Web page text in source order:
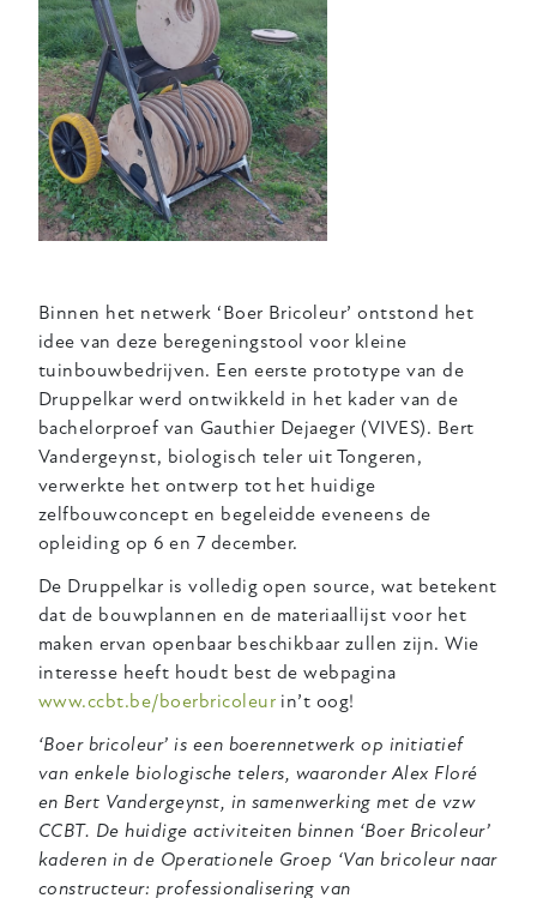
Binnen het netwerk ‘Boer Bricoleur’ ontstond het
idee van deze beregeningstool voor kleine
tuinbouwbedrijven. Een eerste prototype van de
Druppelkar werd ontwikkeld in het kader van de
bachelorproef van Gauthier Dejaeger (VIVES). Bert
Vandergeynst, biologisch teler uit Tongeren,
verwerkte het ontwerp tot het huidige
zelfbouwconcept en begeleidde eveneens de
opleiding op 6 en 7 december.
De Druppelkar is volledig open source, wat betekent
dat de bouwplannen en de materiaallijst voor het
maken ervan openbaar beschikbaar zullen zijn. Wie
interesse heeft houdt best de webpagina
www.ccbt.be/boerbricoleur in’t oog!
‘Boer bricoleur’ is een boerennetwerk op initiatief
van enkele biologische telers, waaronder Alex Floré
en Bert Vandergeynst, in samenwerking met de vzw
CCBT. De huidige activiteiten binnen ‘Boer Bricoleur’
kaderen in de Operationele Groep ‘Van bricoleur naar
constructeur: professionalisering van